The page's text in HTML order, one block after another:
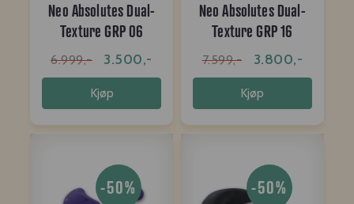
Neo Absolutes Dual-
Texture GRP 06
6.999,- 3.500,-
Kjøp
Neo Absolutes Dual-
Texture GRP 16
7.599,- 3.800,-
Kjøp
-50% -50%